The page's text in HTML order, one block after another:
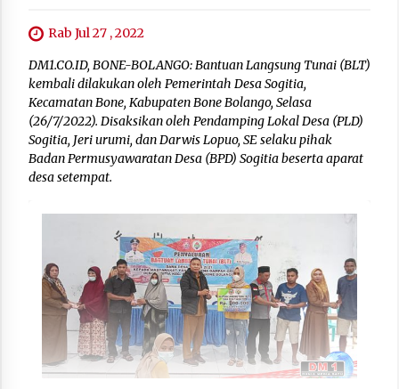
Rab Jul 27 , 2022
DM1.CO.ID, BONE-BOLANGO: Bantuan Langsung Tunai (BLT)
kembali dilakukan oleh Pemerintah Desa Sogitia,
Kecamatan Bone, Kabupaten Bone Bolango, Selasa
(26/7/2022). Disaksikan oleh Pendamping Lokal Desa (PLD)
Sogitia, Jeri urumi, dan Darwis Lopuo, SE selaku pihak
Badan Permusyawaratan Desa (BPD) Sogitia beserta aparat
desa setempat.